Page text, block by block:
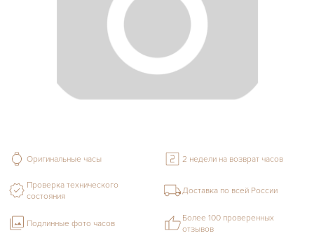
Оригинальные часы 2 недели на возврат часов
Проверка технического
состояния
Доставка по всей России
Подлинные фото часов
Более 100 проверенных
отзывов